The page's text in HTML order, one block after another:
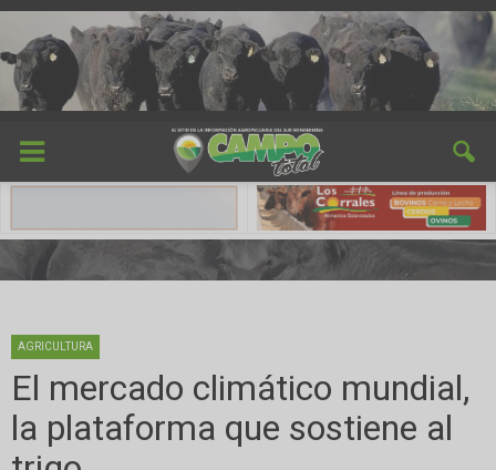
AGRICULTURA
El mercado climático mundial,
la plataforma que sostiene al